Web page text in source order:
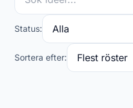
Status:
Sortera efter: